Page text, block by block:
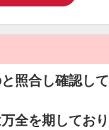
照合し確認して
全を期しており